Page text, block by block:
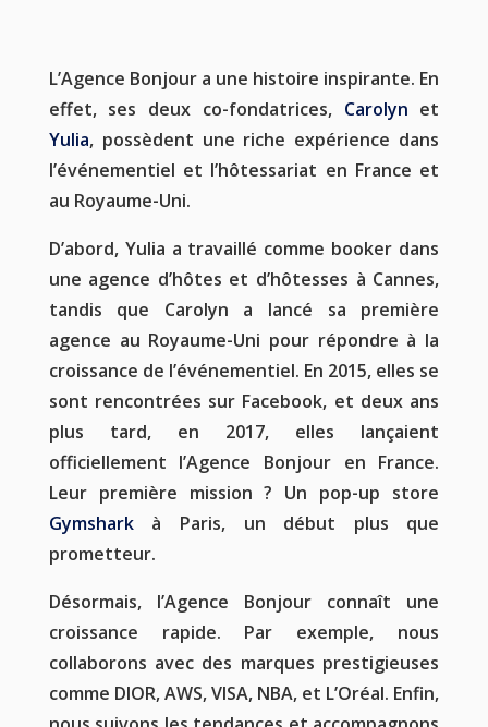
L’Agence Bonjour a une histoire inspirante. En
effet, ses deux co-fondatrices, Carolyn et
Yulia, possèdent une riche expérience dans
l’événementiel et l’hôtessariat en France et
au Royaume-Uni.
D’abord, Yulia a travaillé comme booker dans
une agence d’hôtes et d’hôtesses à Cannes,
tandis que Carolyn a lancé sa première
agence au Royaume-Uni pour répondre à la
croissance de l’événementiel. En 2015, elles se
sont rencontrées sur Facebook, et deux ans
plus tard, en 2017, elles lançaient
officiellement l’Agence Bonjour en France.
Leur première mission ? Un pop-up store
Gymshark à Paris, un début plus que
prometteur.
Désormais, l’Agence Bonjour connaît une
croissance rapide. Par exemple, nous
collaborons avec des marques prestigieuses
comme DIOR, AWS, VISA, NBA, et L’Oréal. Enfin,